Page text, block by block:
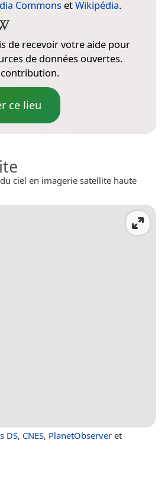
Commons etWikipédia.
de recevoir votre aide pour
de données ouvertes.
ce lieu
ciel en imagerie satellite haute
DS, CNES, PlanetObserver et